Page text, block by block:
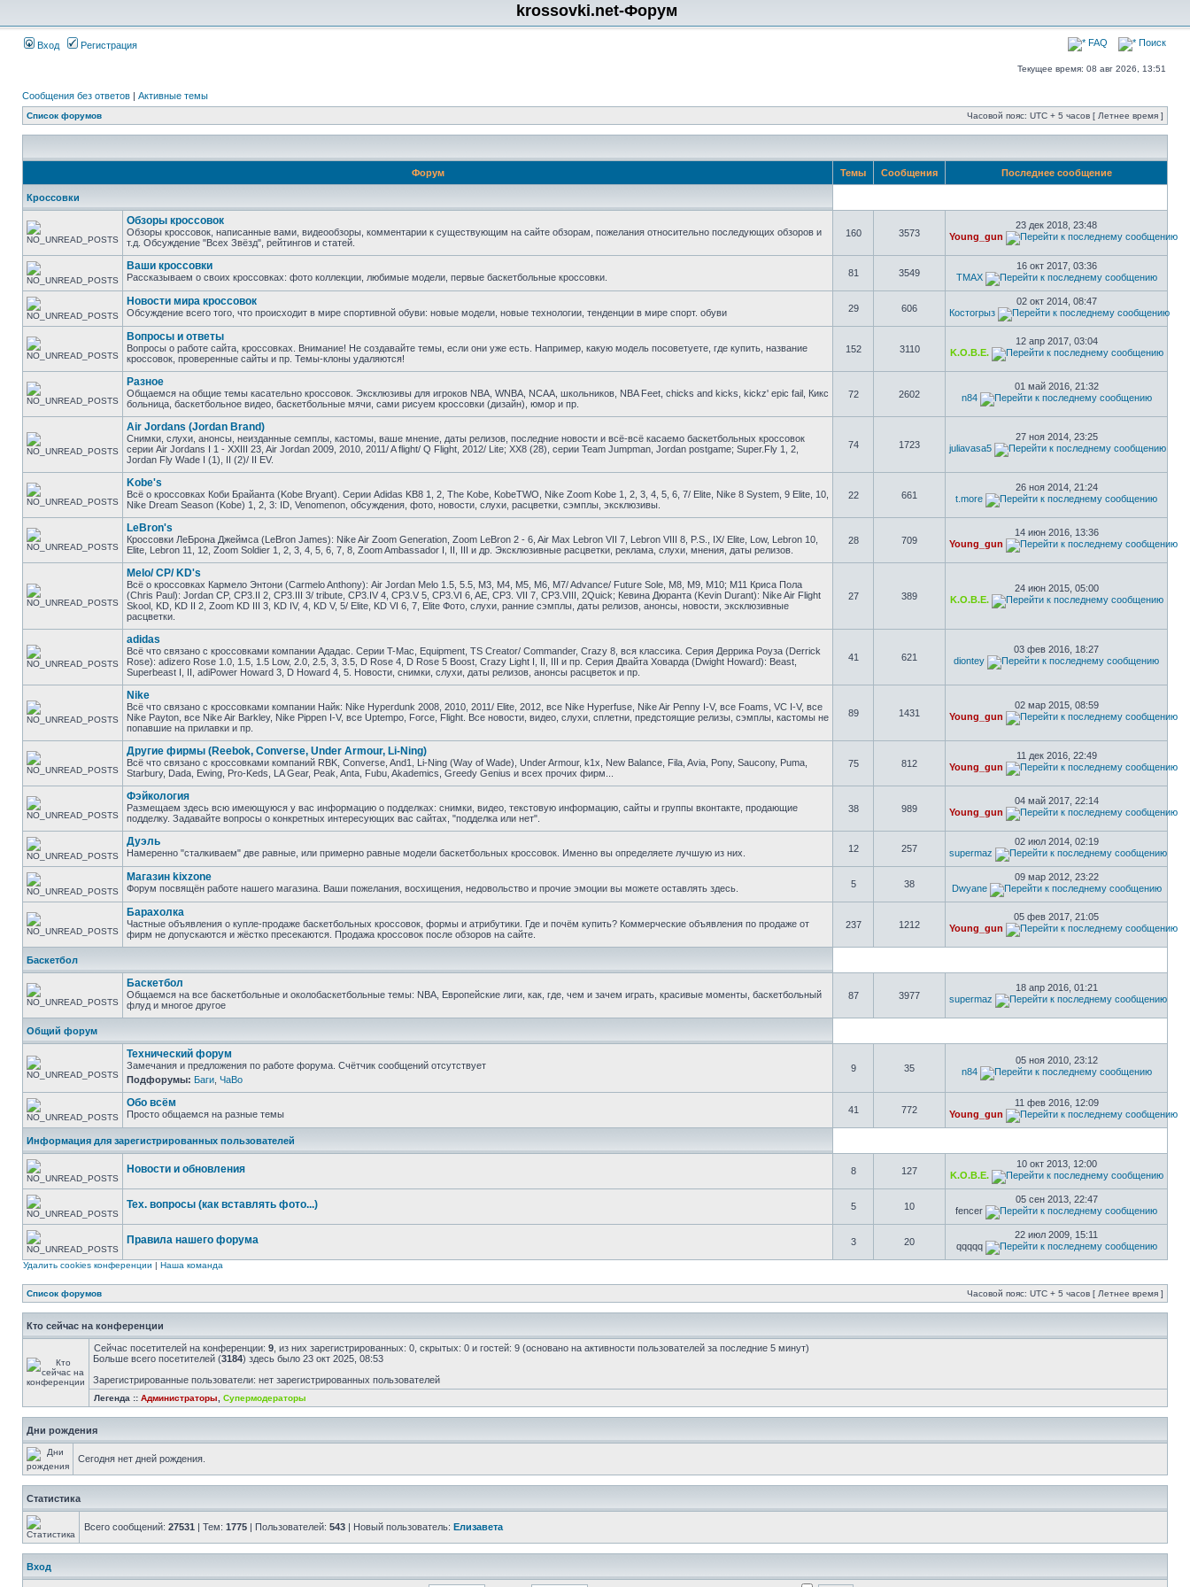
krossovki.net-Форум
Вход Регистрация FAQ Поиск
Текущее время: 08 авг 2026, 13:51
Сообщения без ответов | Активные темы
Список форумов Часовой пояс: UTC + 5 часов [ Летнее время ]
Форум Темы Сообщения Последнее сообщение
Кроссовки
Обзоры кроссовок
Обзоры кроссовок, написанные вами, видеообзоры, комментарии к существующим на сайте обзорам, пожелания относительно последующих обзоров и
т.д. Обсуждение "Всех Звёзд", рейтингов и статей.
160 3573
23 дек 2018, 23:48
Young_gun
Ваши кроссовки
Рассказываем о своих кроссовках: фото коллекции, любимые модели, первые баскетбольные кроссовки. 81 3549
16 окт 2017, 03:36
TMAX
Новости мира кроссовок
Обсуждение всего того, что происходит в мире спортивной обуви: новые модели, новые технологии, тенденции в мире спорт. обуви 29 606
02 окт 2014, 08:47
Костогрыз
Вопросы и ответы
Вопросы о работе сайта, кроссовках. Внимание! Не создавайте темы, если они уже есть. Например, какую модель посоветуете, где купить, название
кроссовок, проверенные сайты и пр. Темы-клоны удаляются!
152 3110
12 апр 2017, 03:04
K.O.B.E.
Разное
Общаемся на общие темы касательно кроссовок. Эксклюзивы для игроков NBA, WNBA, NCAA, школьников, NBA Feet, chicks and kicks, kickz' epic fail, Кикс
больница, баскетбольное видео, баскетбольные мячи, сами рисуем кроссовки (дизайн), юмор и пр.
72 2602
01 май 2016, 21:32
n84
Air Jordans (Jordan Brand)
Снимки, слухи, анонсы, неизданные семплы, кастомы, ваше мнение, даты релизов, последние новости и всё-всё касаемо баскетбольных кроссовок
серии Air Jordans I 1 - XXIII 23, Air Jordan 2009, 2010, 2011/ A flight/ Q Flight, 2012/ Lite; XX8 (28), серии Team Jumpman, Jordan postgame; Super.Fly 1, 2,
Jordan Fly Wade I (1), II (2)/ II EV.
74 1723
27 ноя 2014, 23:25
juliavasa5
Kobe's
Всё о кроссовках Коби Брайанта (Kobe Bryant). Серии Adidas KB8 1, 2, The Kobe, KobeTWO, Nike Zoom Kobe 1, 2, 3, 4, 5, 6, 7/ Elite, Nike 8 System, 9 Elite, 10,
Nike Dream Season (Kobe) 1, 2, 3: ID, Venomenon, обсуждения, фото, новости, слухи, расцветки, сэмплы, эксклюзивы.
22 661
26 ноя 2014, 21:24
t.more
LeBron's
Кроссовки ЛеБрона Джеймса (LeBron James): Nike Air Zoom Generation, Zoom LeBron 2 - 6, Air Max Lebron VII 7, Lebron VIII 8, P.S., IX/ Elite, Low, Lebron 10,
Elite, Lebron 11, 12, Zoom Soldier 1, 2, 3, 4, 5, 6, 7, 8, Zoom Ambassador I, II, III и др. Эксклюзивные расцветки, реклама, слухи, мнения, даты релизов.
28 709
14 июн 2016, 13:36
Young_gun
Melo/ CP/ KD's
Всё о кроссовках Кармело Энтони (Carmelo Anthony): Air Jordan Melo 1.5, 5.5, M3, M4, M5, M6, M7/ Advance/ Future Sole, M8, M9, M10; M11 Криса Пола
(Chris Paul): Jordan CP, CP3.II 2, CP3.III 3/ tribute, CP3.IV 4, CP3.V 5, CP3.VI 6, AE, CP3. VII 7, CP3.VIII, 2Quick; Кевина Дюранта (Kevin Durant): Nike Air Flight
Skool, KD, KD II 2, Zoom KD III 3, KD IV, 4, KD V, 5/ Elite, KD VI 6, 7, Elite Фото, слухи, ранние сэмплы, даты релизов, анонсы, новости, эксклюзивные
расцветки.
27 389
24 июн 2015, 05:00
K.O.B.E.
adidas
Всё что связано с кроссовками компании Ададас. Серии T-Mac, Equipment, TS Creator/ Commander, Crazy 8, вся классика. Серия Деррика Роуза (Derrick
Rose): adizero Rose 1.0, 1.5, 1.5 Low, 2.0, 2.5, 3, 3.5, D Rose 4, D Rose 5 Boost, Crazy Light I, II, III и пр. Серия Двайта Ховарда (Dwight Howard): Beast,
Superbeast I, II, adiPower Howard 3, D Howard 4, 5. Новости, снимки, слухи, даты релизов, анонсы расцветок и пр.
41 621
03 фев 2016, 18:27
diontey
Nike
Всё что связано с кроссовками компании Найк: Nike Hyperdunk 2008, 2010, 2011/ Elite, 2012, все Nike Hyperfuse, Nike Air Penny I-V, все Foams, VC I-V, все
Nike Payton, все Nike Air Barkley, Nike Pippen I-V, все Uptempo, Force, Flight. Все новости, видео, слухи, сплетни, предстоящие релизы, сэмплы, кастомы не
попавшие на прилавки и пр.
89 1431
02 мар 2015, 08:59
Young_gun
Другие фирмы (Reebok, Converse, Under Armour, Li-Ning)
Всё что связано с кроссовками компаний RBK, Converse, And1, Li-Ning (Way of Wade), Under Armour, k1x, New Balance, Fila, Avia, Pony, Saucony, Puma,
Starbury, Dada, Ewing, Pro-Keds, LA Gear, Peak, Anta, Fubu, Akademics, Greedy Genius и всех прочих фирм...
75 812
11 дек 2016, 22:49
Young_gun
Фэйкология
Размещаем здесь всю имеющуюся у вас информацию о подделках: снимки, видео, текстовую информацию, сайты и группы вконтакте, продающие
подделку. Задавайте вопросы о конкретных интересующих вас сайтах, "подделка или нет".
38 989
04 май 2017, 22:14
Young_gun
Дуэль
Намеренно "сталкиваем" две равные, или примерно равные модели баскетбольных кроссовок. Именно вы определяете лучшую из них. 12 257
02 июл 2014, 02:19
supermaz
Магазин kixzone
Форум посвящён работе нашего магазина. Ваши пожелания, восхищения, недовольство и прочие эмоции вы можете оставлять здесь. 5 38
09 мар 2012, 23:22
Dwyane
Барахолка
Частные объявления о купле-продаже баскетбольных кроссовок, формы и атрибутики. Где и почём купить? Коммерческие объявления по продаже от
фирм не допускаются и жёстко пресекаются. Продажа кроссовок после обзоров на сайте.
237 1212
05 фев 2017, 21:05
Young_gun
Баскетбол
Баскетбол
Общаемся на все баскетбольные и околобаскетбольные темы: NBA, Европейские лиги, как, где, чем и зачем играть, красивые моменты, баскетбольный
флуд и многое другое
87 3977
18 апр 2016, 01:21
supermaz
Общий форум
Технический форум
Замечания и предложения по работе форума. Счётчик сообщений отсутствует
Подфорумы: Баги ЧаВо
9 35
05 ноя 2010, 23:12
n84
Обо всём
Просто общаемся на разные темы 41 772
11 фев 2016, 12:09
Young_gun
Информация для зарегистрированных пользователей
Новости и обновления 8 127
10 окт 2013, 12:00
K.O.B.E.
Тех. вопросы (как вставлять фото...) 5 10
05 сен 2013, 22:47
fencer
Правила нашего форума 3 20
22 июл 2009, 15:11
qqqqq
Удалить cookies конференции | Наша команда
Список форумов Часовой пояс: UTC + 5 часов [ Летнее время ]
Кто сейчас на конференции
Сейчас посетителей на конференции: 9 , из них зарегистрированных: 0, скрытых: 0 и гостей: 9 (основано на активности пользователей за последние 5 минут)
Больше всего посетителей (3184) здесь было 23 окт 2025, 08:53
Зарегистрированные пользователи: нет зарегистрированных пользователей
Легенда :: Администраторы Супермодераторы
Дни рождения
Сегодня нет дней рождения.
Статистика
Всего сообщений: 27531 | Тем: 1775 | Пользователей: 543 | Новый пользователь: Елизавета
Вход